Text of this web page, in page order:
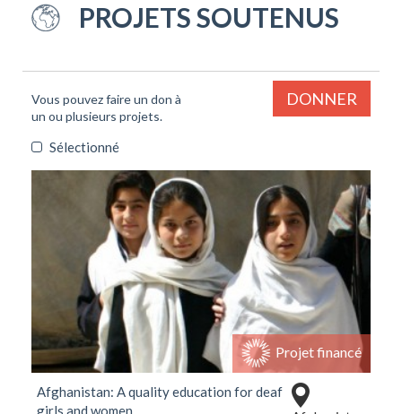
PROJETS SOUTENUS
Vous pouvez faire un don à
un ou plusieurs projets.
DONNER
Sélectionné
Projet financé
Afghanistan: A quality education for deaf
girls and women